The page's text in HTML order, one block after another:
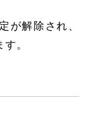
が解除され、
。